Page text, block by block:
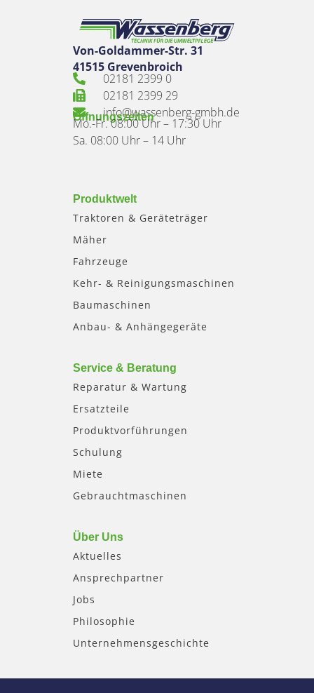
Von-Goldammer-Str. 31
41515 Grevenbroich
02181 2399 0
02181 2399 29
info@wassenberg-gmbh.de
Öffnungszeiten
Mo.-Fr. 08:00 Uhr – 17:30 Uhr
Sa. 08:00 Uhr – 14 Uhr
Produktwelt
Traktoren & Geräteträger
Mäher
Fahrzeuge
Kehr- & Reinigungsmaschinen
Baumaschinen
Anbau- & Anhängegeräte
Service & Beratung
Reparatur & Wartung
Ersatzteile
Produktvorführungen
Schulung
Miete
Gebrauchtmaschinen
Über Uns
Aktuelles
Ansprechpartner
Jobs
Philosophie
Unternehmensgeschichte